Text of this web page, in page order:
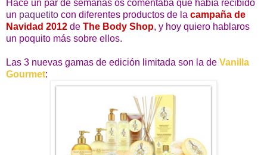
Hace un par de semanas os comentaba que había recibido
un paquetito con diferentes productos de la campaña de
Navidad 2012 de The Body Shop, y hoy quiero hablaros
un poquito más sobre ellos.
Las 3 nuevas gamas de edición limitada son la de Vanilla
Gourmet: